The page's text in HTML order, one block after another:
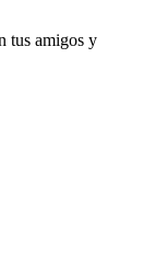
tus amigos y